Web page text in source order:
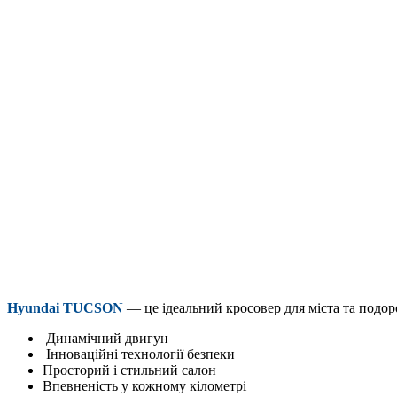
Hyundai TUCSON — це ідеальний кросовер для міста та
Динамічний двигун
Інноваційні технології безпеки
Просторий і стильний салон
Впевненість у кожному кілометрі